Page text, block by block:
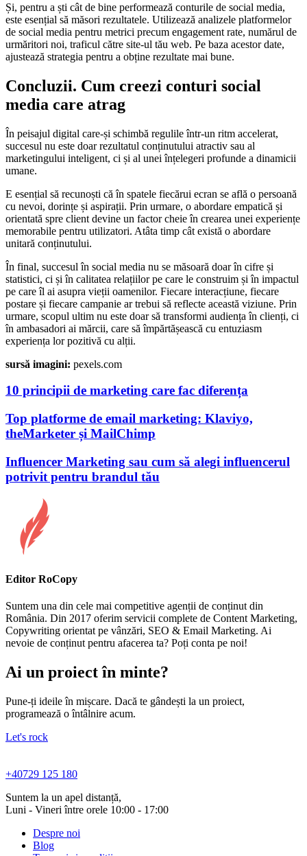
Și, pentru a ști cât de bine performează conturile de social media,
este esențial să măsori rezultatele. Utilizează analizele platformelor
de social media pentru metrici precum engagement rate, numărul de
urmăritori noi, traficul către site-ul tău web. Pe baza acestor date,
ajustează strategia pentru a obține rezultate mai bune.
Concluzii. Cum creezi conturi social
media care atrag
În peisajul digital care-și schimbă regulile într-un ritm accelerat,
succesul nu este doar rezultatul conținutului atractiv sau al
marketingului inteligent, ci și al unei înțelegeri profunde a dinamicii
umane.
E esențial să recunoști că în spatele fiecărui ecran se află o persoană
cu nevoi, dorințe și aspirații. Prin urmare, o abordare empatică și
orientată spre client devine un factor cheie în crearea unei experiențe
memorabile pentru utilizatori. Atâta timp cât există o abordare
unitară conținutului.
În final, succesul în social media nu se măsoară doar în cifre și
statistici, ci și în calitatea relațiilor pe care le construim și în impactul
pe care îl ai asupra vieții oamenilor. Fiecare interacțiune, fiecare
postare și fiecare campanie ar trebui să reflecte această viziune. Prin
urmare, scopul ultim nu este doar să transformi audiența în clienți, ci
în ambasadori ai mărcii, care să împărtășească cu entuziasm
experiența lor pozitivă cu alții.
sursă imagini: pexels.com
10 principii de marketing care fac diferența
Top platforme de email marketing: Klaviyo,
theMarketer și MailChimp
Influencer Marketing sau cum să alegi influencerul
potrivit pentru brandul tău
Editor RoCopy
Suntem una din cele mai competitive agenții de conținut din
România. Din 2017 oferim servicii complete de Content Marketing,
Copywriting orientat pe vânzări, SEO & Email Marketing. Ai
nevoie de conținut pentru afacerea ta? Poți conta pe noi!
Ai un proiect în minte?
Pune-ți ideile în mișcare. Dacă te gândești la un proiect,
programează o întâlnire acum.
Let's rock
+40729 125 180
Suntem la un apel distanță,
Luni - Vineri între orele 10:00 - 17:00
Despre noi
Blog